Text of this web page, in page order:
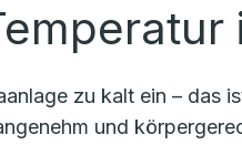
zu kalt ein – das
und